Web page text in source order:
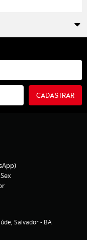
CADASTRAR
Salvador- BA